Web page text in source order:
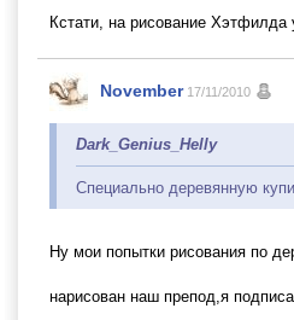
Кстати, на рисование
November 17/11/2010
Dark_Genius_Helly
Специально деревянную
Ну мои попытки рисования по
нарисован наш препод,я